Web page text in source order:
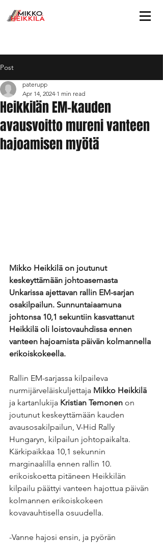
Post
Heikkilän EM-kauden
avausvoitto mureni vanteen
hajoamisen myötä
paterupp
Apr 14, 2024 1 min read
Mikko Heikkilä on joutunut
keskeyttämään johtoasemasta
Unkarissa ajettavan rallin EM-sarjan
osakilpailun. Sunnuntaiaamuna
johtonsa 10,1 sekuntiin kasvattanut
Heikkilä oli loistovauhdissa ennen
vanteen hajoamista päivän kolmannella
erikoiskokeella.
Rallin EM-sarjassa kilpaileva
nurmijärveläiskuljettaja Mikko Heikkilä
ja kartanlukija Kristian Temonen on
joutunut keskeyttämään kauden
avausosakilpailun, V-Hid Rally
Hungaryn, kilpailun johtopaikalta.
Kärkipaikkaa 10,1 sekunnin
marginaalilla ennen rallin 10.
erikoiskoetta pitäneen Heikkilän
kilpailu päättyi vanteen hajottua päivän
kolmannen erikoiskokeen
kovavauhtisella osuudella.
-Vanne hajosi ensin, ja pyörän